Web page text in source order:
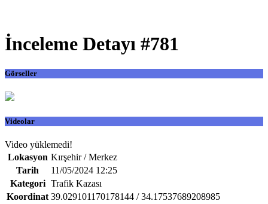
İnceleme Detayı #781
Görseller
Videolar
Video yüklemedi!
Lokasyon Kırşehir / Merkez
Tarih
11/05/2024 12:25
Kategori Trafik Kazası
Koordinat 39.029101170178144 / 34.17537689208985